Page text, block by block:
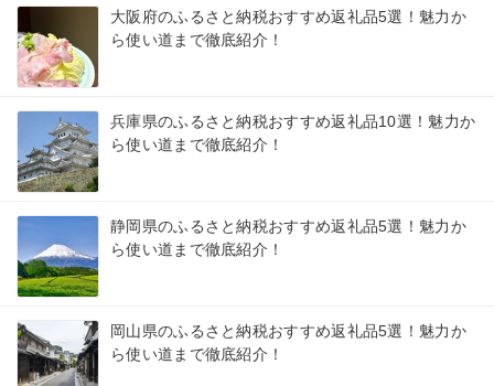
大阪府のふるさと納税おすすめ返礼品5選！魅力か
ら使い道まで徹底紹介！
兵庫県のふるさと納税おすすめ返礼品10選！魅力か
ら使い道まで徹底紹介！
静岡県のふるさと納税おすすめ返礼品5選！魅力か
ら使い道まで徹底紹介！
岡山県のふるさと納税おすすめ返礼品5選！魅力か
ら使い道まで徹底紹介！